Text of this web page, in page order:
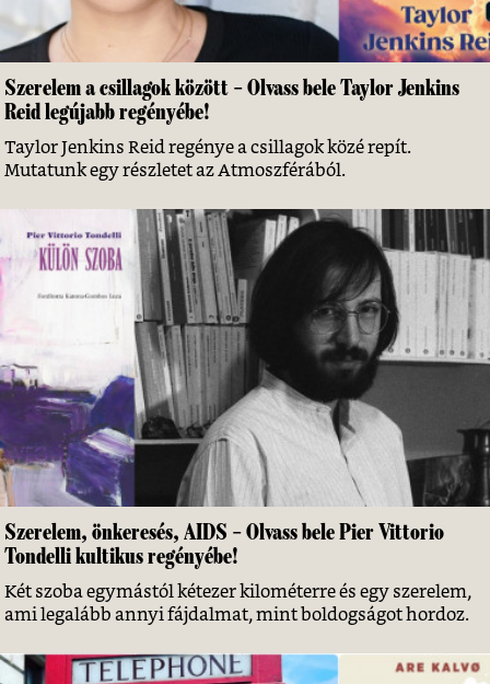
Szerelem a csillagok között – Olvass bele Taylor Jenkins
Reid legújabb regényébe!
Taylor Jenkins Reid regénye a csillagok közé repít.
Mutatunk egy részletet az Atmoszférából.
Szerelem, önkeresés, AIDS – Olvass bele Pier Vittorio
Tondelli kultikus regényébe!
Két szoba egymástól kétezer kilométerre és egy szerelem,
ami legalább annyi fájdalmat, mint boldogságot hordoz.